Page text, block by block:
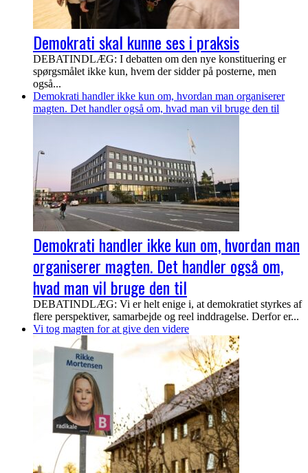
Demokrati skal kunne ses i praksis
DEBATINDLÆG: I debatten om den nye konstituering er
spørgsmålet ikke kun, hvem der sidder på posterne, men
også...
Demokrati handler ikke kun om, hvordan man organiserer
magten. Det handler også om, hvad man vil bruge den til
Demokrati handler ikke kun om, hvordan man
organiserer magten. Det handler også om,
hvad man vil bruge den til
DEBATINDLÆG: Vi er helt enige i, at demokratiet styrkes af
flere perspektiver, samarbejde og reel inddragelse. Derfor er...
Vi tog magten for at give den videre